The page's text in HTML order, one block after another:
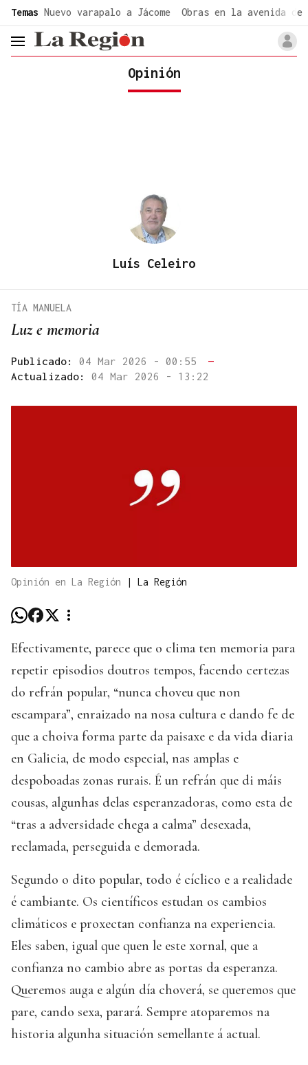
Temas Nuevo varapalo a Jácome Obras en la avenida de
header.menu.open
Opinión
Luís Celeiro
Luz e memoria
TÍA MANUELA
Publicado: 04 Mar 2026 - 00:55
—
Actualizado: 04 Mar 2026 - 13:22
Opinión en La Región | La Región
Efectivamente, parece que o clima ten memoria para
repetir episodios doutros tempos, facendo certezas
do refrán popular, “nunca choveu que non
escampara”, enraizado na nosa cultura e dando fe de
que a choiva forma parte da paisaxe e da vida diaria
en Galicia, de modo especial, nas amplas e
despoboadas zonas rurais. É un refrán que di máis
cousas, algunhas delas esperanzadoras, como esta de
“tras a adversidade chega a calma” desexada,
reclamada, perseguida e demorada.
Segundo o dito popular, todo é cíclico e a realidade
é cambiante. Os científicos estudan os cambios
climáticos e proxectan confianza na experiencia.
Eles saben, igual que quen le este xornal, que a
confianza no cambio abre as portas da esperanza.
Queremos auga e algún día choverá, se queremos que
pare, cando sexa, parará. Sempre atoparemos na
historia algunha situación semellante á actual.